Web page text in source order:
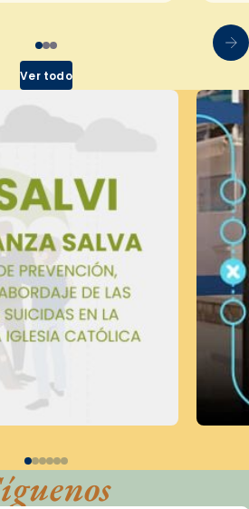
Ver todo